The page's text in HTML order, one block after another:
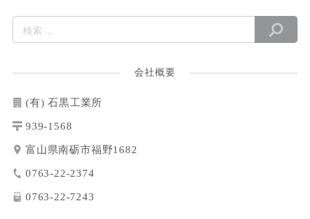
会社概要
(有) 石黒工業所
939-1568
富山県南砺市福野1682
0763-22-2374
0763-22-7243